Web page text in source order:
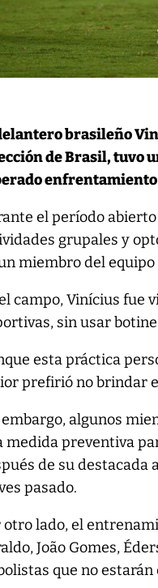
brasileño
de Brasil, tuvo
el período abierto
grupales y
miembro del equipo
campo, Vinícius fue
sin usar
esta práctica
prefirió no brindar
embargo, algunos
medida preventiva
de su destacada
pasado.
otro lado, el
João Gomes,
que no estarán